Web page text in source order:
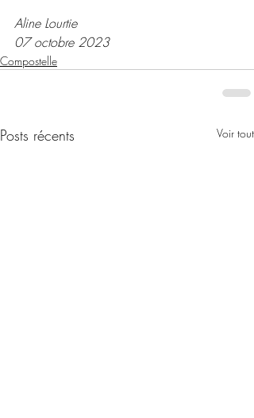
Aline Lourtie
07 octobre 2023
Compostelle
Posts récents Voir tout